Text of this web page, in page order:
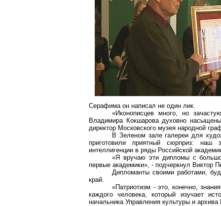
Серафима он написал не один лик.
«Иконописцев много, но
Владимира Кокшарова духовно
директор Московского музея народной
В Зеленом зале галереи для
приготовили приятный сюрприз: наш
интеллигенции в ряды Российской
«Я вручаю эти дипломы с
первые академики», - подчеркнул Виктор
Дипломанты своими работами,
край.
«Патриотизм - это, конечно,
каждого человека, который изучает
начальника Управления культуры и